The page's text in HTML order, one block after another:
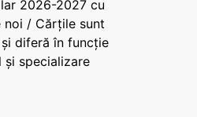
2026-2027 cu
noi / Cărțile sunt
diferă în funcție
specializare